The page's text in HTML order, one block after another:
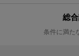
総合
条件に満た